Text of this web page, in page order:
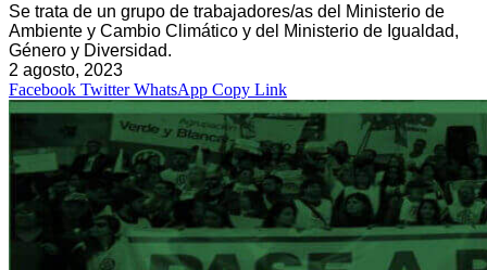
Se trata de un grupo de trabajadores/as del Ministerio de
Ambiente y Cambio Climático y del Ministerio de Igualdad,
Género y Diversidad.
2 agosto, 2023
Facebook Twitter WhatsApp Copy Link